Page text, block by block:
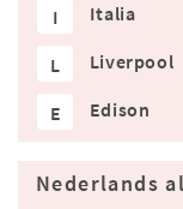
I Italia
L Liverpool
E Edison
Nederlands